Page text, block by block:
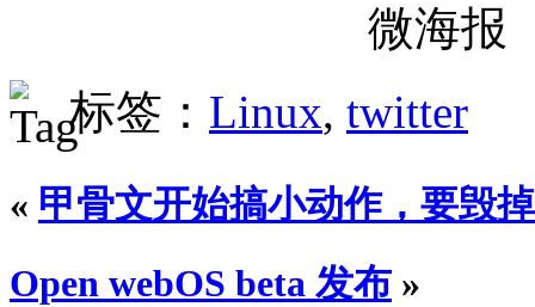
微海报
标签： Linux, twitter
« 甲骨文开始搞小动作，要毁
Open webOS beta 发布 »